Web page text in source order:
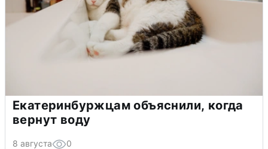
Екатеринбуржцам объяснили, когда
вернут воду
8 августа 0